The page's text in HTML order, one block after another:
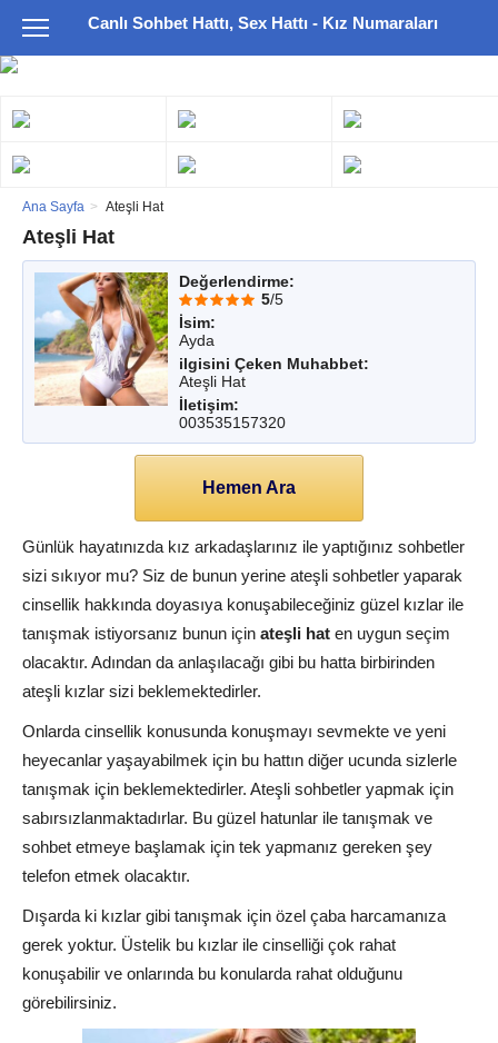
Canlı Sohbet Hattı, Sex Hattı - Kız Numaraları
Ana Sayfa Ateşli Hat
Ateşli Hat
Değerlendirme:
5/5
İsim:
Ayda
ilgisini Çeken Muhabbet:
Ateşli Hat
İletişim:
003535157320
Hemen Ara
Günlük hayatınızda kız arkadaşlarınız ile yaptığınız sohbetler
sizi sıkıyor mu? Siz de bunun yerine ateşli sohbetler yaparak
cinsellik hakkında doyasıya konuşabileceğiniz güzel kızlar ile
tanışmak istiyorsanız bunun için ateşli hat en uygun seçim
olacaktır. Adından da anlaşılacağı gibi bu hatta birbirinden
ateşli kızlar sizi beklemektedirler.
Onlarda cinsellik konusunda konuşmayı sevmekte ve yeni
heyecanlar yaşayabilmek için bu hattın diğer ucunda sizlerle
tanışmak için beklemektedirler. Ateşli sohbetler yapmak için
sabırsızlanmaktadırlar. Bu güzel hatunlar ile tanışmak ve
sohbet etmeye başlamak için tek yapmanız gereken şey
telefon etmek olacaktır.
Dışarda ki kızlar gibi tanışmak için özel çaba harcamanıza
gerek yoktur. Üstelik bu kızlar ile cinselliği çok rahat
konuşabilir ve onlarında bu konularda rahat olduğunu
görebilirsiniz.